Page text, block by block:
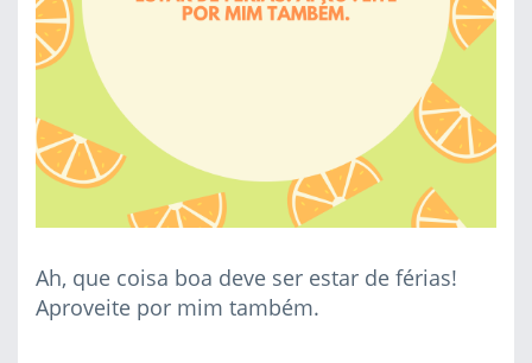
Ah, que coisa boa deve ser estar de férias!
Aproveite por mim também.